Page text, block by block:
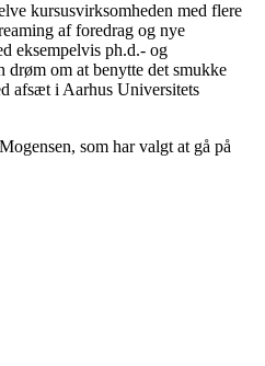
kursusvirksomheden med flere
af foredrag og nye
eksempelvis ph.d.- og
drøm om at benytte det smukke
afsæt i Aarhus Universitets
som har valgt at gå på